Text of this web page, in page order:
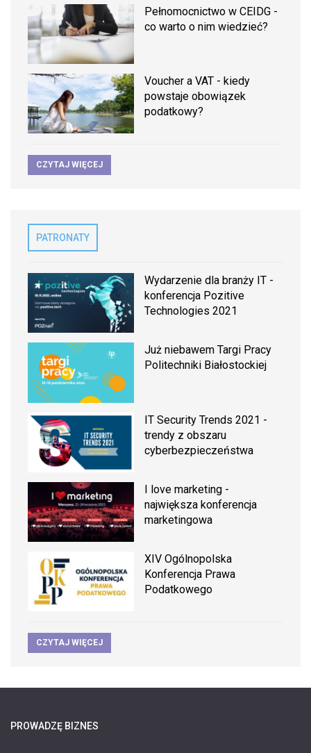
Pełnomocnictwo w CEIDG -
co warto o nim wiedzieć?
Voucher a VAT - kiedy
powstaje obowiązek
podatkowy?
CZYTAJ WIĘCEJ
PATRONATY
Wydarzenie dla branży IT -
konferencja Pozitive
Technologies 2021
Już niebawem Targi Pracy
Politechniki Białostockiej
IT Security Trends 2021 -
trendy z obszaru
cyberbezpieczeństwa
I love marketing -
największa konferencja
marketingowa
XIV Ogólnopolska
Konferencja Prawa
Podatkowego
CZYTAJ WIĘCEJ
PROWADZĘ BIZNES